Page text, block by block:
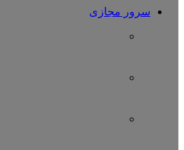
سرور مجازی